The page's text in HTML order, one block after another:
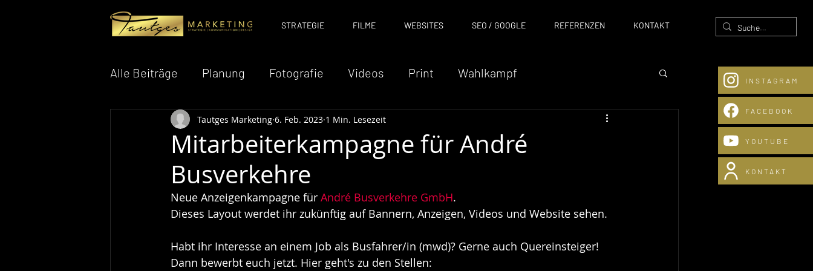
INSTAGRAM
FACEBOOK
YOUTUBE
KONTAKT
STRATEGIE FILME WEBSITES SEO / GOOGLE REFERENZEN KONTAKT
Alle Beiträge Planung Fotografie Videos Print Wahlkampf
Personalgewinnung Marketing Social Media
AI - Künstliche Intelligenz Website
Mitarbeiterkampagne für André
Busverkehre
Tautges Marketing 6. Feb. 2023 1 Min. Lesezeit
Neue Anzeigenkampagne für André Busverkehre GmbH.
Dieses Layout werdet ihr zukünftig auf Bannern, Anzeigen, Videos und Website sehen.
Habt ihr Interesse an einem Job als Busfahrer/in (mwd)? Gerne auch Quereinsteiger!
Dann bewerbt euch jetzt. Hier geht's zu den Stellen: